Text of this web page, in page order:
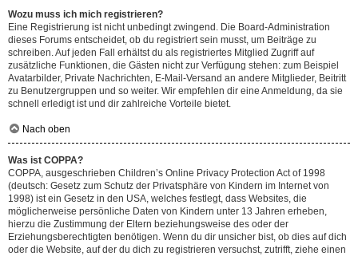
Wozu muss ich mich registrieren?
Eine Registrierung ist nicht unbedingt zwingend. Die Board-Administration
dieses Forums entscheidet, ob du registriert sein musst, um Beiträge zu
schreiben. Auf jeden Fall erhältst du als registriertes Mitglied Zugriff auf
zusätzliche Funktionen, die Gästen nicht zur Verfügung stehen: zum Beispiel
Avatarbilder, Private Nachrichten, E-Mail-Versand an andere Mitglieder, Beitritt
zu Benutzergruppen und so weiter. Wir empfehlen dir eine Anmeldung, da sie
schnell erledigt ist und dir zahlreiche Vorteile bietet.
Nach oben
Was ist COPPA?
COPPA, ausgeschrieben Children’s Online Privacy Protection Act of 1998
(deutsch: Gesetz zum Schutz der Privatsphäre von Kindern im Internet von
1998) ist ein Gesetz in den USA, welches festlegt, dass Websites, die
möglicherweise persönliche Daten von Kindern unter 13 Jahren erheben,
hierzu die Zustimmung der Eltern beziehungsweise des oder der
Erziehungsberechtigten benötigen. Wenn du dir unsicher bist, ob dies auf dich
oder die Website, auf der du dich zu registrieren versuchst, zutrifft, ziehe einen